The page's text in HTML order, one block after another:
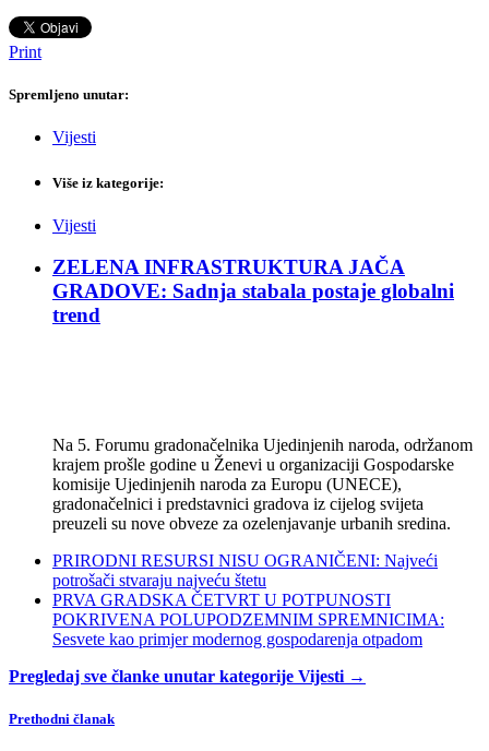
Print
Spremljeno unutar:
Vijesti
Više iz kategorije:
Vijesti
ZELENA INFRASTRUKTURA JAČA
GRADOVE: Sadnja stabala postaje globalni
trend
Na 5. Forumu gradonačelnika Ujedinjenih naroda, održanom
krajem prošle godine u Ženevi u organizaciji Gospodarske
komisije Ujedinjenih naroda za Europu (UNECE),
gradonačelnici i predstavnici gradova iz cijelog svijeta
preuzeli su nove obveze za ozelenjavanje urbanih sredina.
PRIRODNI RESURSI NISU OGRANIČENI: Najveći
potrošači stvaraju najveću štetu
PRVA GRADSKA ČETVRT U POTPUNOSTI
POKRIVENA POLUPODZEMNIM SPREMNICIMA:
Sesvete kao primjer modernog gospodarenja otpadom
Pregledaj sve članke unutar kategorije Vijesti →
Prethodni članak